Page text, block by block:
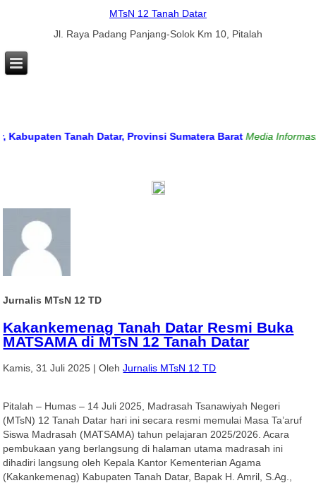
MTsN 12 Tanah Datar
Jl. Raya Padang Panjang-Solok Km 10, Pitalah
Tanah Datar, Provinsi Sumatera Barat Media Informasi
Jurnalis MTsN 12 TD
Kakankemenag Tanah Datar Resmi Buka
MATSAMA di MTsN 12 Tanah Datar
Kamis, 31 Juli 2025 |Oleh Jurnalis MTsN 12 TD
Pitalah – Humas – 14 Juli 2025, Madrasah Tsanawiyah Negeri
(MTsN) 12 Tanah Datar hari ini secara resmi memulai Masa Ta’aruf
Siswa Madrasah (MATSAMA) tahun pelajaran 2025/2026. Acara
pembukaan yang berlangsung di halaman utama madrasah ini
dihadiri langsung oleh Kepala Kantor Kementerian Agama
(Kakankemenag) Kabupaten Tanah Datar, Bapak H. Amril, S.Ag.,